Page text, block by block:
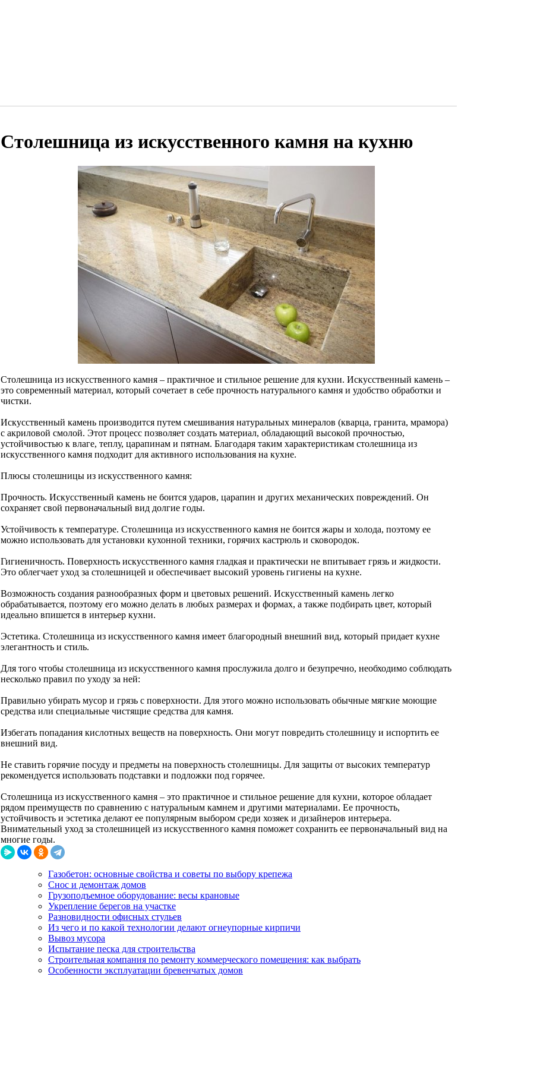
Столешница из искусственного камня на кухню
Столешница из искусственного камня – практичное и стильное решение для кухни. Искусственный камень –
это современный материал, который сочетает в себе прочность натурального камня и удобство обработки и
чистки.
Искусственный камень производится путем смешивания натуральных минералов (кварца, гранита, мрамора)
с акриловой смолой. Этот процесс позволяет создать материал, обладающий высокой прочностью,
устойчивостью к влаге, теплу, царапинам и пятнам. Благодаря таким характеристикам столешница из
искусственного камня подходит для активного использования на кухне.
Плюсы столешницы из искусственного камня:
Прочность. Искусственный камень не боится ударов, царапин и других механических повреждений. Он
сохраняет свой первоначальный вид долгие годы.
Устойчивость к температуре. Столешница из искусственного камня не боится жары и холода, поэтому ее
можно использовать для установки кухонной техники, горячих кастрюль и сковородок.
Гигиеничность. Поверхность искусственного камня гладкая и практически не впитывает грязь и жидкости.
Это облегчает уход за столешницей и обеспечивает высокий уровень гигиены на кухне.
Возможность создания разнообразных форм и цветовых решений. Искусственный камень легко
обрабатывается, поэтому его можно делать в любых размерах и формах, а также подбирать цвет, который
идеально впишется в интерьер кухни.
Эстетика. Столешница из искусственного камня имеет благородный внешний вид, который придает кухне
элегантность и стиль.
Для того чтобы столешница из искусственного камня прослужила долго и безупречно, необходимо соблюдать
несколько правил по уходу за ней:
Правильно убирать мусор и грязь с поверхности. Для этого можно использовать обычные мягкие моющие
средства или специальные чистящие средства для камня.
Избегать попадания кислотных веществ на поверхность. Они могут повредить столешницу и испортить ее
внешний вид.
Не ставить горячие посуду и предметы на поверхность столешницы. Для защиты от высоких температур
рекомендуется использовать подставки и подложки под горячее.
Столешница из искусственного камня – это практичное и стильное решение для кухни, которое обладает
рядом преимуществ по сравнению с натуральным камнем и другими материалами. Ее прочность,
устойчивость и эстетика делают ее популярным выбором среди хозяек и дизайнеров интерьера.
Внимательный уход за столешницей из искусственного камня поможет сохранить ее первоначальный вид на
многие годы.
Газобетон: основные свойства и советы по выбору крепежа
Снос и демонтаж домов
Грузоподъемное оборудование: весы крановые
Укрепление берегов на участке
Разновидности офисных стульев
Из чего и по какой технологии делают огнеупорные кирпичи
Вывоз мусора
Испытание песка для строительства
Строительная компания по ремонту коммерческого помещения: как выбрать
Особенности эксплуатации бревенчатых домов